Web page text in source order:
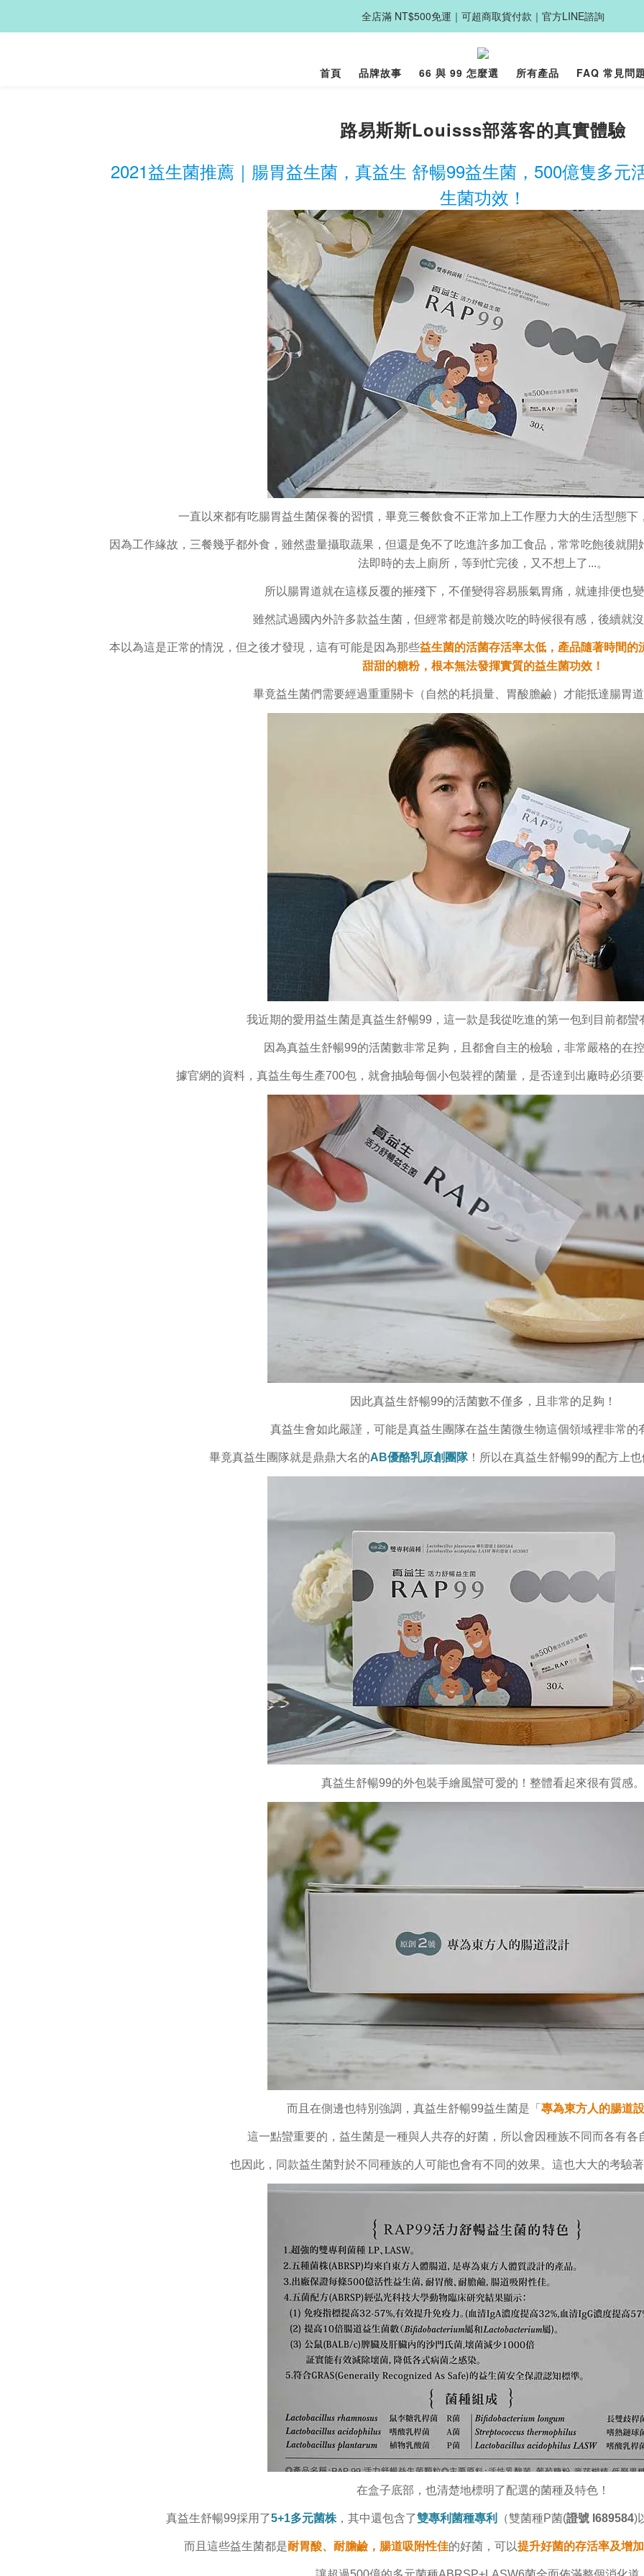
全店滿 NT$500免運｜可超商取貨付款｜官方LINE諮詢
首頁 品牌故事 66 與 99 怎麼選 所有產品 FAQ 常見問
路易斯斯Louisss部落客的真實體驗
2021益生菌推薦｜腸胃益生菌，真益生 舒暢99益生菌，500億隻多元
生菌功效！
一直以來都有吃腸胃益生菌保養的習慣，畢竟三餐飲食不正常加上工作壓力大的生活型態下
因為工作緣故，三餐幾乎都外食，雖然盡量攝取蔬果，但還是免不了吃進許多加工食品，常常吃飽後就
法即時的去上廁所，等到忙完後，又不想上了...。
所以腸胃道就在這樣反覆的摧殘下，不僅變得容易脹氣胃痛，就連排便也
雖然試過國內外許多款益生菌，但經常都是前幾次吃的時候很有感，後續就
本以為這是正常的情況，但之後才發現，這有可能是因為那些益生菌的活菌存活率太低，產品隨著時間
甜甜的糖粉，根本無法發揮實質的益生菌功效！
畢竟益生菌們需要經過重重關卡（自然的耗損量、胃酸膽鹼）才能抵達腸胃
我近期的愛用益生菌是真益生舒暢99，這一款是我從吃進的第一包到目前都蠻
因為真益生舒暢99的活菌數非常足夠，且都會自主的檢驗，非常嚴格的在
據官網的資料，真益生每生產700包，就會抽驗每個小包裝裡的菌量，是否達到出廠時必須
因此真益生舒暢99的活菌數不僅多，且非常的足夠！
真益生會如此嚴謹，可能是真益生團隊在益生菌微生物這個領域裡非常的
畢竟真益生團隊就是鼎鼎大名的AB優酪乳原創團隊！所以在真益生舒暢99的配方上
真益生舒暢99的外包裝手繪風蠻可愛的！整體看起來很有質感。
而且在側邊也特別強調，真益生舒暢99益生菌是「 專為東方人的腸道
這一點蠻重要的，益生菌是一種與人共存的好菌，所以會因種族不同而各有各
也因此，同款益生菌對於不同種族的人可能也會有不同的效果。這也大大的考驗
在盒子底部，也清楚地標明了配選的菌種及特色！
真益生舒暢99採用了5+1多元菌株 ，其中還包含了雙專利菌種專利 （雙菌種P菌(證號 I689584)
而且這些益生菌都是耐胃酸、耐膽鹼，腸道吸附性佳的好菌，可以提升好菌的存活率及增